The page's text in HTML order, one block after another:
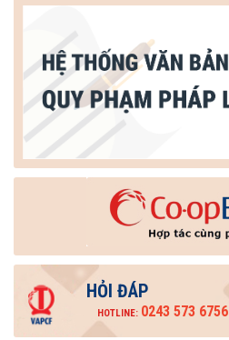
HỎI ĐÁP
HOTLINE: 0243 573 6756